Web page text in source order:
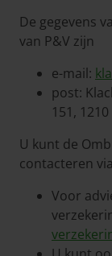
De gegevens
van P&V zijn
e-mail:
post:
151,
U kunt de
contacteren via
Voor